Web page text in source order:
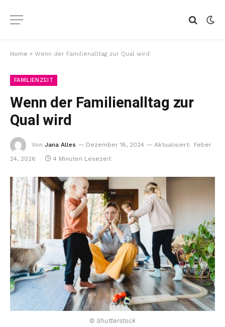
Home » Wenn der Familienalltag zur Qual wird
FAMILIENZEIT
Wenn der Familienalltag zur
Qual wird
Von Jana Alles Dezember 18, 2024 Aktualisiert:
Feber
24, 2026
4 Minuten Lesezeit
© Shutterstock